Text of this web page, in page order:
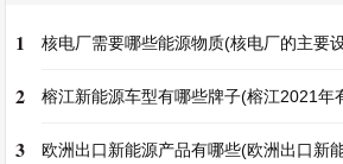
1 核电厂需要哪些能源物质(核电厂的主要
2 榕江新能源车型有哪些牌子(榕江2021年
3 欧洲出口新能源产品有哪些(欧洲出口新